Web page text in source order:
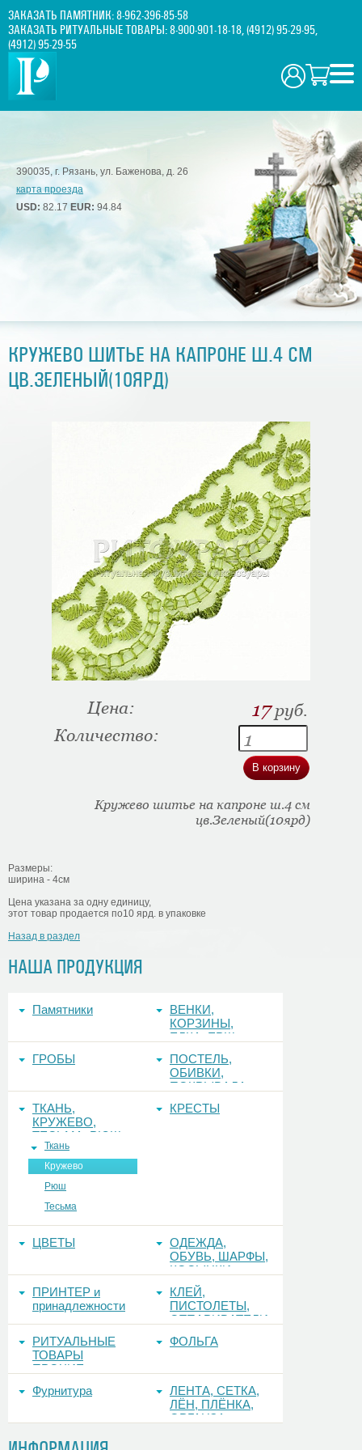
ЗАКАЗАТЬ ПАМЯТНИК:8-962-396-85-58
ЗАКАЗАТЬ РИТУАЛЬНЫЕ ТОВАРЫ:8-900-901-18-18,(4912) 95-29-95,
(4912) 95-29-55
390035, г. Рязань, ул. Баженова, д. 26
карта проезда
USD: 82.17 EUR: 94.84
НАША ПРОДУКЦИЯ
Памятники
ВЕНКИ,
КОРЗИНЫ,
ЕЛКА, ЕРШ,
ГРОБЫ
ПОСТЕЛЬ,
ОБИВКИ,
ПОКРЫВАЛА
ТКАНЬ,
КРУЖЕВО,
ТЕСЬМА, РЮШ
Ткань
Кружево
Рюш
Тесьма
КРЕСТЫ
ЦВЕТЫ
ОДЕЖДА,
ОБУВЬ, ШАРФЫ,
КОСЫНКИ
ПРИНТЕР и
принадлежности
КЛЕЙ,
ПИСТОЛЕТЫ,
ОТПАРИВАТЕЛИ
РИТУАЛЬНЫЕ
ТОВАРЫ
ПРОЧИЕ
ФОЛЬГА
Фурнитура
ЛЕНТА, СЕТКА,
ЛЁН, ПЛЁНКА,
ОРГАНЗА
КРУЖЕВО ШИТЬЕ НА КАПРОНЕ Ш.4 СМ
ЦВ.ЗЕЛЕНЫЙ(10ЯРД)
Цена: 17руб.
Количество:
Кружево шитье на капроне ш.4 см
цв.Зеленый(10ярд)
Размеры:
ширина - 4см
Цена указана за одну единицу,
этот товар продается по10 ярд. в упаковке
Назад в раздел